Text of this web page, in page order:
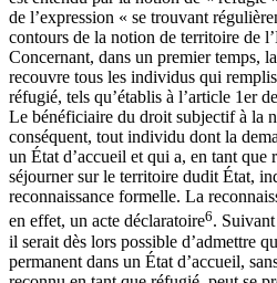
de l’expression « se trouvant
contours de la notion de territoire de
Concernant, dans un premier temps,
recouvre tous les individus qui
réfugié, tels qu’établis à l’article 1er
Le bénéficiaire du droit subjectif à la
conséquent, tout individu dont la
un État d’accueil et qui a, en tant que
séjourner sur le territoire dudit État,
reconnaissance formelle. La
en effet, un acte déclaratoire6.
il serait dès lors possible d’admettre
permanent dans un État d’accueil,